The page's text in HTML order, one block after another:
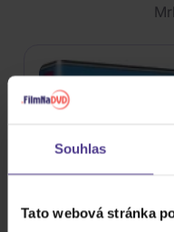
Souhlas
Tato webová stránka